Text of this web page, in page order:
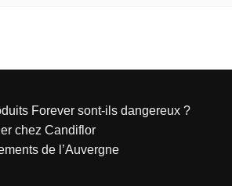
Forever sont-ils dangereux ?
chez Candiflor
de l’Auvergne